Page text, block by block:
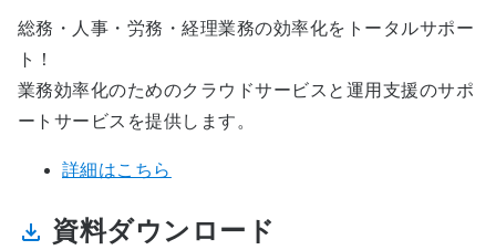
総務・人事・労務・経理業務の効率化をトータルサポー
ト！
業務効率化のためのクラウドサービスと運用支援のサポ
ートサービスを提供します。
詳細はこちら
資料ダウンロード